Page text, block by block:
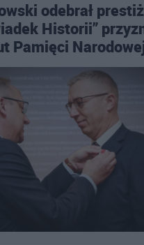
odebrał
Historii”
Pamięci